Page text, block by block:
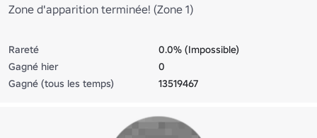
Zone d'apparition terminée! (Zone 1)
Rareté
0.0% (Impossible)
Gagné hier
0
Gagné (tous les temps)
13519467